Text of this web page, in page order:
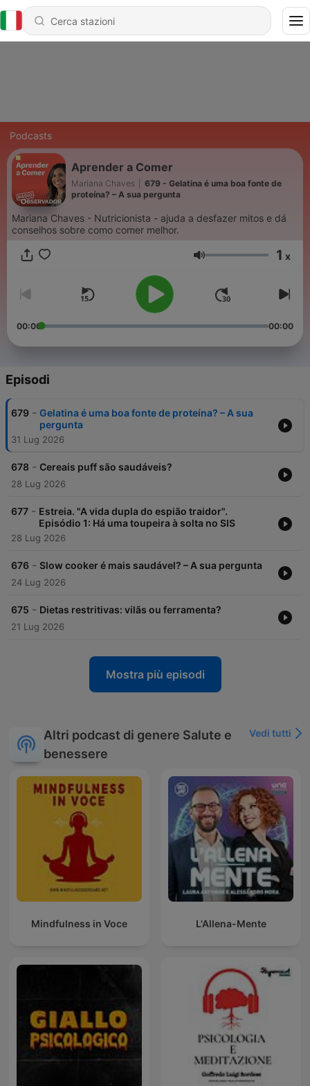
Podcasts
Aprender a Comer
Mariana Chaves
679 - Gelatina é uma boa fonte de
proteína? – A sua pergunta
Mariana Chaves - Nutricionista - ajuda a desfazer mitos e dá
conselhos sobre como comer melhor.
Volume 1 x
00:00 00:00
Episodi
679 - Gelatina é uma boa fonte de proteína? – A sua
pergunta
31 Lug 2026
678 - Cereais puff são saudáveis?
28 Lug 2026
677 - Estreia. "A vida dupla do espião traidor".
Episódio 1: Há uma toupeira à solta no SIS
28 Lug 2026
676 - Slow cooker é mais saudável? – A sua pergunta
24 Lug 2026
675 - Dietas restritivas: vilãs ou ferramenta?
21 Lug 2026
Mostra più episodi
Altri podcast di genere Salute e
benessere
Vedi tutti
Mindfulness in Voce L'Allena-Mente